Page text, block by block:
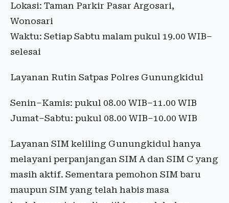
Lokasi: Taman Parkir Pasar Argosari,
Wonosari
Waktu: Setiap Sabtu malam pukul 19.00 WIB–
selesai
Layanan Rutin Satpas Polres Gunungkidul
Senin–Kamis: pukul 08.00 WIB–11.00 WIB
Jumat–Sabtu: pukul 08.00 WIB–10.00 WIB
Layanan SIM keliling Gunungkidul hanya
melayani perpanjangan SIM A dan SIM C yang
masih aktif. Sementara pemohon SIM baru
maupun SIM yang telah habis masa